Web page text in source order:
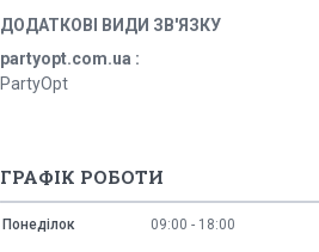
partyopt.com.ua
PartyOpt
ГРАФІК РОБОТИ
Понеділок 09:00 18:00